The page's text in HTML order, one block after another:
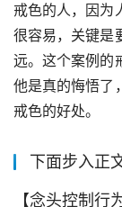
戒色的人，因为
很容易，关键是
远。这个案例的
他是真的悔悟了
戒色的好处。
下面步入正
【念头控制行